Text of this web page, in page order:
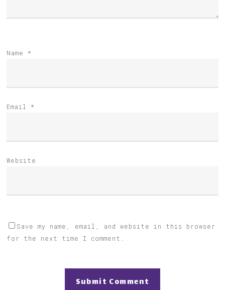
Name *
Email *
Website
Save my name, email, and website in this browser
for the next time I comment.